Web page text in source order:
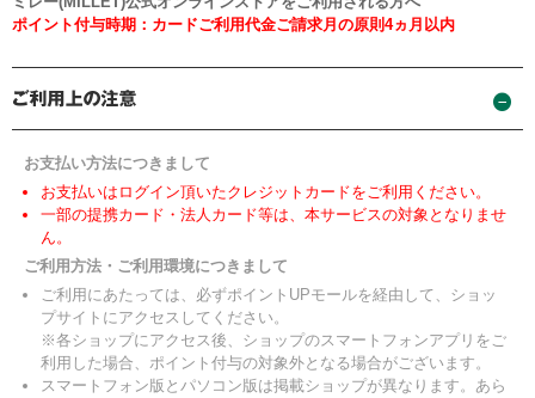
ポイント付与時期：カードご利用代金ご請求月の原則4ヵ月以内
お支払い方法につきまして
お支払いはログイン頂いたクレジットカードをご利用ください。
一部の提携カード・法人カード等は、本サービスの対象となりませ
ん。
ご利用方法・ご利用環境につきまして
ご利用にあたっては、必ずポイントUPモールを経由して、ショッ
プサイトにアクセスしてください。
※各ショップにアクセス後、ショップのスマートフォンアプリをご
利用した場合、ポイント付与の対象外となる場合がございます。
スマートフォン版とパソコン版は掲載ショップが異なります。あら